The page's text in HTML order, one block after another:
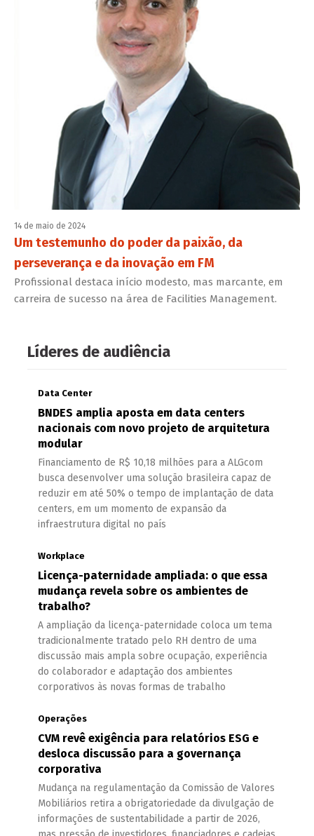
14 de maio de 2024
Um testemunho do poder da paixão, da
perseverança e da inovação em FM
Profissional destaca início modesto, mas marcante, em
carreira de sucesso na área de Facilities Management.
Líderes de audiência
Data Center
BNDES amplia aposta em data centers
nacionais com novo projeto de arquitetura
modular
Financiamento de R$ 10,18 milhões para a ALGcom
busca desenvolver uma solução brasileira capaz de
reduzir em até 50% o tempo de implantação de data
centers, em um momento de expansão da
infraestrutura digital no país
Workplace
Licença-paternidade ampliada: o que essa
mudança revela sobre os ambientes de
trabalho?
A ampliação da licença-paternidade coloca um tema
tradicionalmente tratado pelo RH dentro de uma
discussão mais ampla sobre ocupação, experiência
do colaborador e adaptação dos ambientes
corporativos às novas formas de trabalho
Operações
CVM revê exigência para relatórios ESG e
desloca discussão para a governança
corporativa
Mudança na regulamentação da Comissão de Valores
Mobiliários retira a obrigatoriedade da divulgação de
informações de sustentabilidade a partir de 2026,